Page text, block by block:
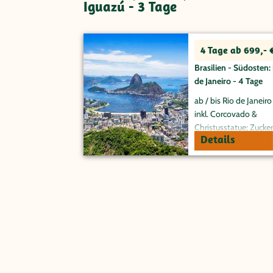
Iguazú - 3 Tage
4 Tage ab 699,-
Brasilien - Südosten:
de Janeiro - 4 Tage
ab / bis Rio de Janeiro
inkl. Corcovado &
Christusstatue;
Copacabana und Rios
Strände
Details